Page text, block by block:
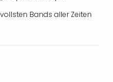
Bands aller Zeiten